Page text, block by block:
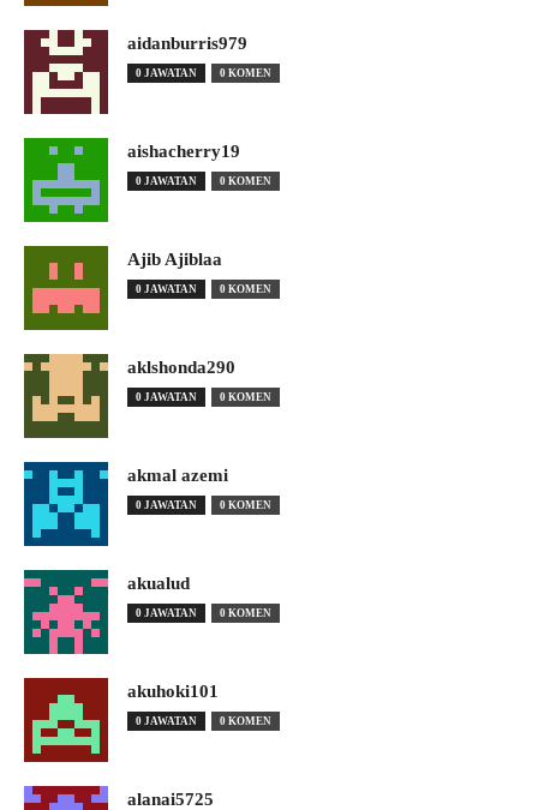
aidanburris979
0 JAWATAN 0 KOMEN
aishacherry19
0 JAWATAN 0 KOMEN
Ajib Ajiblaa
0 JAWATAN 0 KOMEN
aklshonda290
0 JAWATAN 0 KOMEN
akmal azemi
0 JAWATAN 0 KOMEN
akualud
0 JAWATAN 0 KOMEN
akuhoki101
0 JAWATAN 0 KOMEN
alanai5725